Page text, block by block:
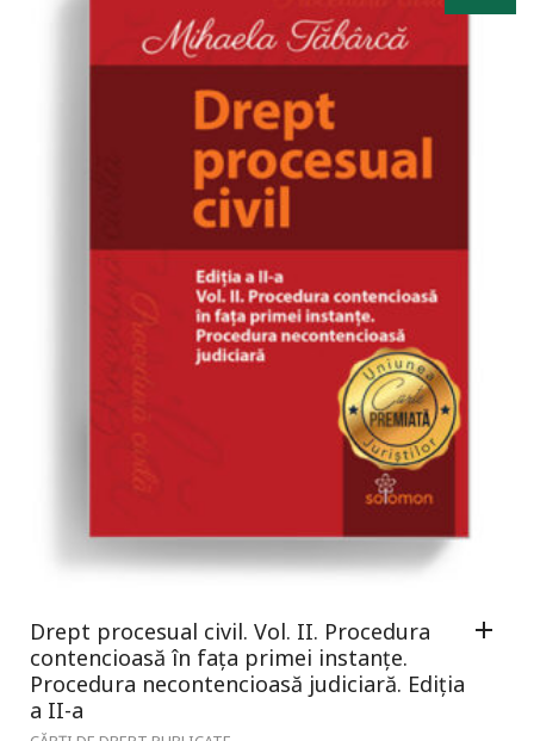
Drept procesual civil. Vol. II. Procedura
contencioasă în fața primei instanțe.
Procedura necontencioasă judiciară. Ediția
a II-a